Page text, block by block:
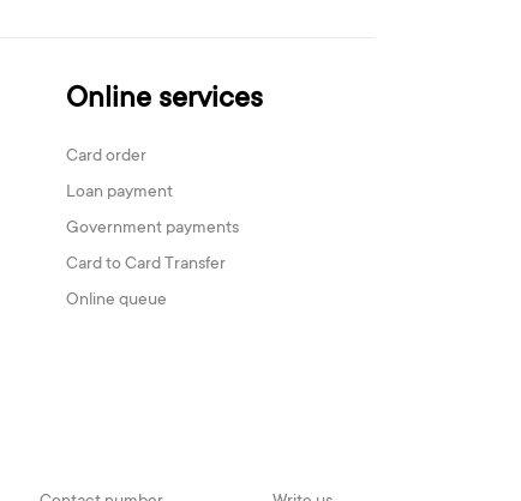
Online services
Card order
Loan payment
Government payments
Card to Card Transfer
Online queue